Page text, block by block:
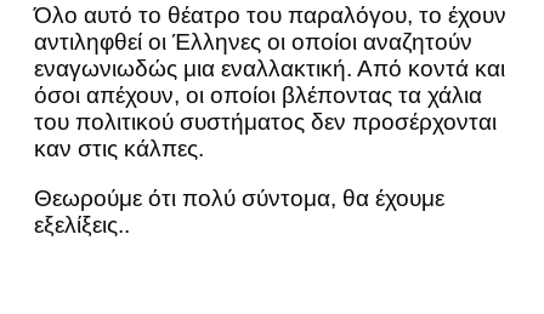
Όλο αυτό το θέατρο του παραλόγου, το έχουν
αντιληφθεί οι Έλληνες οι οποίοι αναζητούν
εναγωνιωδώς μια εναλλακτική. Από κοντά και
όσοι απέχουν, οι οποίοι βλέποντας τα χάλια
του πολιτικού συστήματος δεν προσέρχονται
καν στις κάλπες.
Θεωρούμε ότι πολύ σύντομα, θα έχουμε
εξελίξεις..